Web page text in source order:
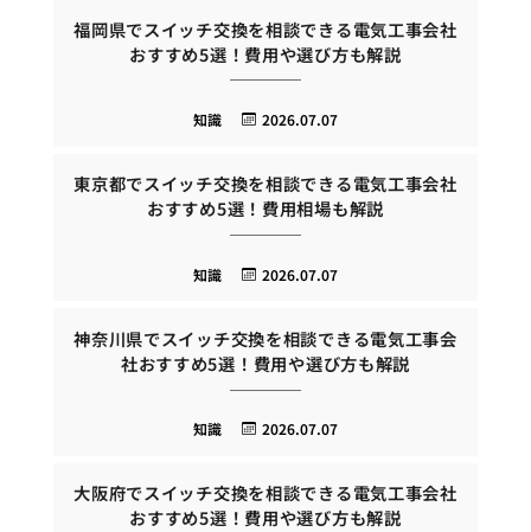
福岡県でスイッチ交換を相談できる電気工事会社
おすすめ5選！費用や選び方も解説
2026.07.07
知識
東京都でスイッチ交換を相談できる電気工事会社
おすすめ5選！費用相場も解説
2026.07.07
知識
神奈川県でスイッチ交換を相談できる電気工事会
社おすすめ5選！費用や選び方も解説
2026.07.07
知識
大阪府でスイッチ交換を相談できる電気工事会社
おすすめ5選！費用や選び方も解説